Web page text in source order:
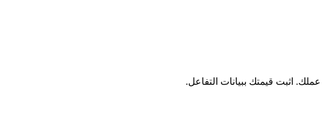
اثبت قيمتك ببيانات التفاعل.